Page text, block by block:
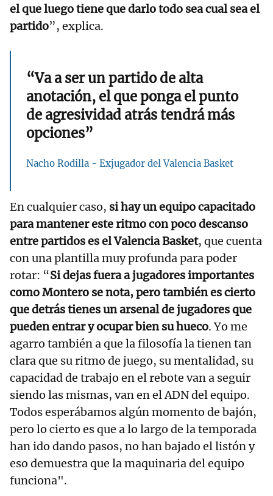
el que luego tiene que darlo todo sea cual sea el
partido”, explica.
“Va a ser un partido de alta
anotación, el que ponga el punto
de agresividad atrás tendrá más
opciones”
Nacho Rodilla - Exjugador del Valencia Basket
En cualquier caso, si hay un equipo capacitado
para mantener este ritmo con poco descanso
entre partidos es el Valencia Basket, que cuenta
con una plantilla muy profunda para poder
rotar: “Si dejas fuera a jugadores importantes
como Montero se nota, pero también es cierto
que detrás tienes un arsenal de jugadores que
pueden entrar y ocupar bien su hueco. Yo me
agarro también a que la filosofía la tienen tan
clara que su ritmo de juego, su mentalidad, su
capacidad de trabajo en el rebote van a seguir
siendo las mismas, van en el ADN del equipo.
Todos esperábamos algún momento de bajón,
pero lo cierto es que a lo largo de la temporada
han ido dando pasos, no han bajado el listón y
eso demuestra que la maquinaria del equipo
funciona".